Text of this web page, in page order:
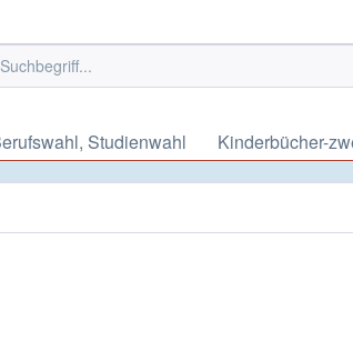
Studienwahl Kinderbücher-